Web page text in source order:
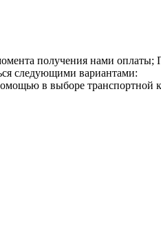
получения нами оплаты;
следующими вариантами:
в выборе транспортной